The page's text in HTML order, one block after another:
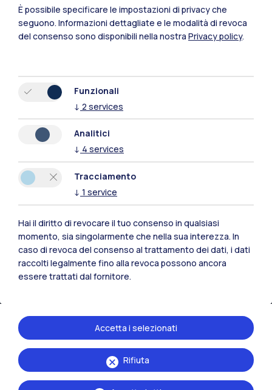
Lecco
Mantova
Xi'an
Naviga il sito
Contattaci
Politecnico di Milano, Piazza Leonardo da Vinci 32, 20133 Milano | P.IVA
04376620151 - C.F. 80057930150
È possibile specificare le impostazioni di privacy che
seguono. Informazioni dettagliate e le modalità di revoca
del consenso sono disponibili nella nostra Privacy policy.
Funzionali
↓ 2 services
Analitici
↓ 4 services
Tracciamento
↓ 1 service
Hai il diritto di revocare il tuo consenso in qualsiasi
momento, sia singolarmente che nella sua interezza. In
caso di revoca del consenso al trattamento dei dati, i dati
raccolti legalmente fino alla revoca possono ancora
essere trattati dal fornitore.
Rifiuta
Accetta i selezionati